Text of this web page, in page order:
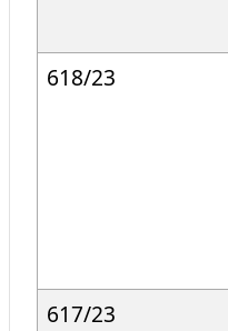
618/23
617/23